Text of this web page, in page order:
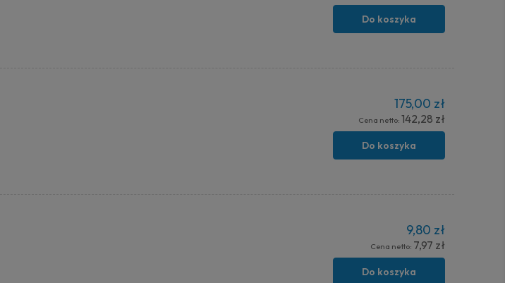
Do koszyka
175,00 zł
Cena netto: 142,28 zł
Do koszyka
9,80 zł
Cena netto: 7,97 zł
Do koszyka